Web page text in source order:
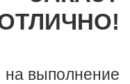
выполнение